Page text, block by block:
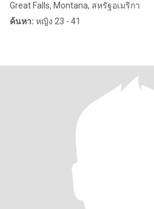
Great Falls, Montana, สหรัฐอเมริกา
ค้นหา: หญิง 23 - 41